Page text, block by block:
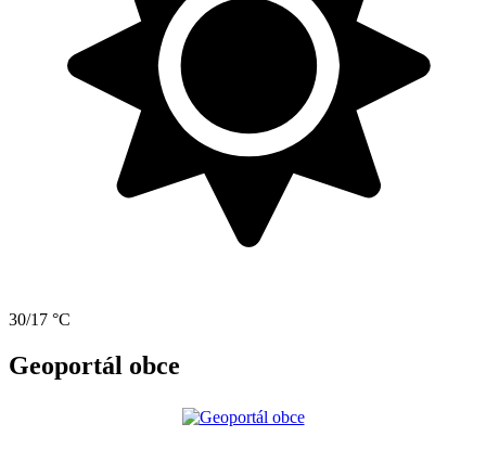
30/17 °C
Geoportál obce